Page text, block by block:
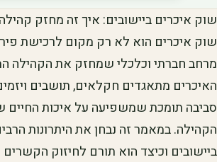
שוק איכרים ביישובים: איך זה מחזק
שוק איכרים הוא לא רק מקום לרכישת
מרחב חברתי וכלכלי שמחזק את הקהילה
האיכרים מתאגדים חקלאים, תושבים
סביבה תומכת שמשפיעה על איכות החיים
הקהילה. במאמר זה נבחן את היתרונות
ביישובים וכיצד הוא תורם לחיזוק